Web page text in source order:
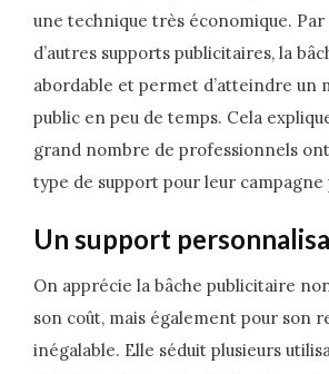
une technique très économique.
d’autres supports publicitaires, la
abordable et permet d’atteindre un
public en peu de temps. Cela
grand nombre de professionnels
type de support pour leur
Un support
On apprécie la bâche publicitaire
son coût, mais également pour son
inégalable. Elle séduit plusieurs